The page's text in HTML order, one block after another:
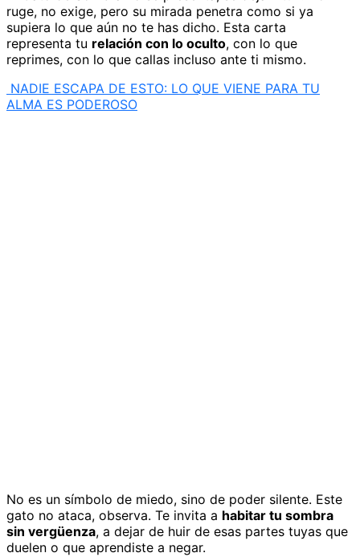
ruge, no exige, pero su mirada penetra como si ya
supiera lo que aún no te has dicho. Esta carta
representa tu relación con lo oculto, con lo que
reprimes, con lo que callas incluso ante ti mismo.
NADIE ESCAPA DE ESTO: LO QUE VIENE PARA TU
ALMA ES PODEROSO
No es un símbolo de miedo, sino de poder silente. Este
gato no ataca, observa. Te invita a habitar tu sombra
sin vergüenza, a dejar de huir de esas partes tuyas que
duelen o que aprendiste a negar.